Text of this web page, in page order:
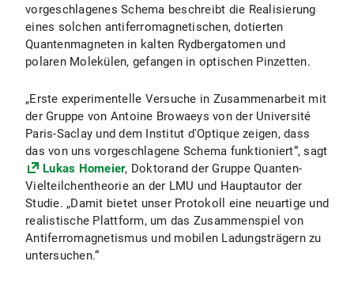
vorgeschlagenes Schema beschreibt die Realisierung
eines solchen antiferromagnetischen, dotierten
Quantenmagneten in kalten Rydbergatomen und
polaren Molekülen, gefangen in optischen Pinzetten.
„Erste experimentelle Versuche in Zusammenarbeit mit
der Gruppe von Antoine Browaeys von der Université
Paris-Saclay und dem Institut d'Optique zeigen, dass
das von uns vorgeschlagene Schema funktioniert“, sagt
Lukas Homeier, Doktorand der Gruppe Quanten-
Vielteilchentheorie an der LMU und Hauptautor der
Studie. „Damit bietet unser Protokoll eine neuartige und
realistische Plattform, um das Zusammenspiel von
Antiferromagnetismus und mobilen Ladungsträgern zu
untersuchen.“